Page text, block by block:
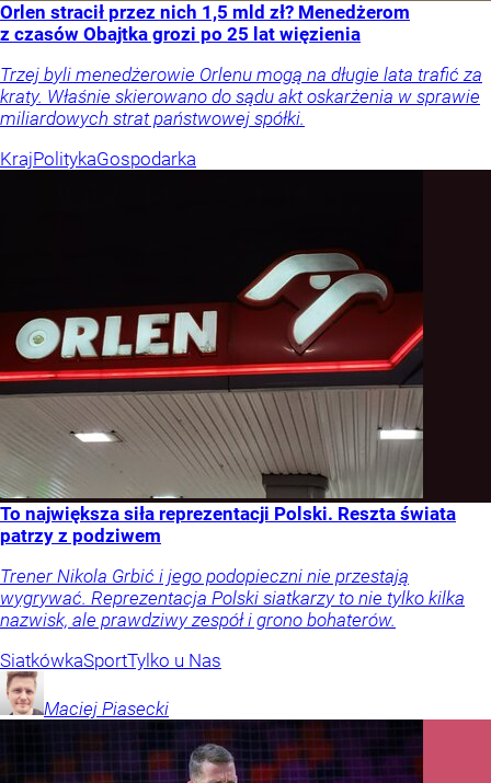
Orlen stracił przez nich 1,5 mld zł? Menedżerom
z czasów Obajtka grozi po 25 lat więzienia
Trzej byli menedżerowie Orlenu mogą na długie lata trafić za
kraty. Właśnie skierowano do sądu akt oskarżenia w sprawie
miliardowych strat państwowej spółki.
KrajPolitykaGospodarka
To największa siła reprezentacji Polski. Reszta świata
patrzy z podziwem
Trener Nikola Grbić i jego podopieczni nie przestają
wygrywać. Reprezentacja Polski siatkarzy to nie tylko kilka
nazwisk, ale prawdziwy zespół i grono bohaterów.
SiatkówkaSportTylko u Nas
Maciej Piasecki